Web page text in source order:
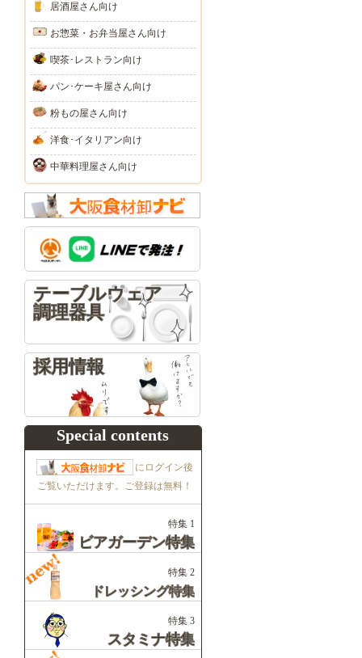
居酒屋さん向け
お惣菜・お弁当屋さん向け
喫茶･レストラン向け
パン･ケーキ屋さん向け
粉もの屋さん向け
洋食･イタリアン向け
中華料理屋さん向け
テーブルウェア
調理器具
採用情報
Special contents
にログイン後
ご覧いただけます。ご登録は無料！
特集 1
ビアガーデン特集
特集 2
ドレッシング特集
特集 3
スタミナ特集